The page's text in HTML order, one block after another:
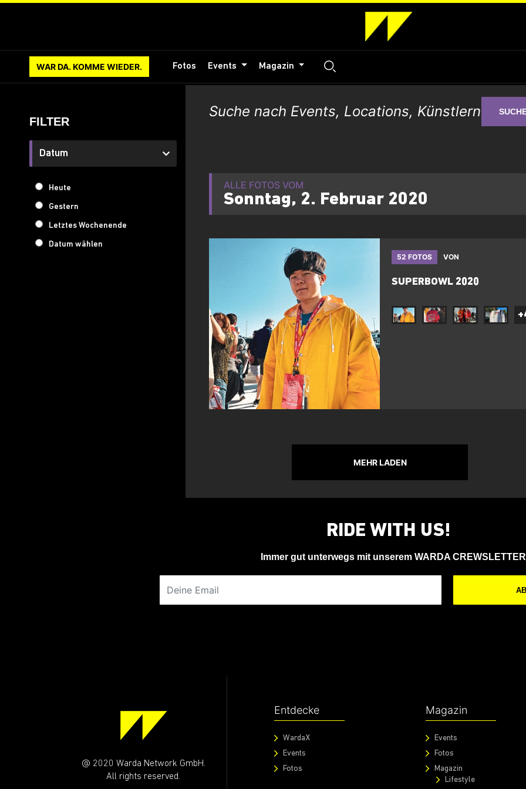
WAR DA. KOMME WIEDER. Fotos Events Magazin
FILTER
Datum
Heute
Gestern
Letztes Wochenende
Datum wählen
ALLE FOTOS VOM
Sonntag, 2. Februar 2020
52 FOTOS VON
SUPERBOWL 2020
MEHR LADEN
RIDE WITH US!
Immer gut unterwegs mit unserem WARDA
@ 2020 Warda Network GmbH.
All rights reserved.
Entdecke
WardaX
Events
Fotos
Magazin
Events
Fotos
Magazin
Lifestyle